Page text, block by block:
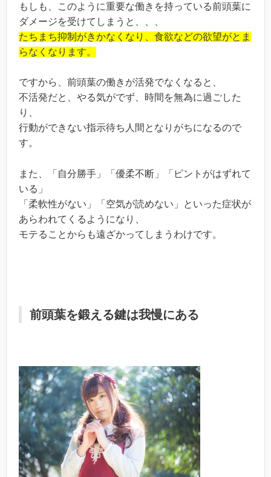
もしも、このように重要な働きを持っている前頭葉に
ダメージを受けてしまうと、、、
たちまち抑制がきかなくなり、食欲などの欲望がとま
らなくなります。
ですから、前頭葉の働きが活発でなくなると、
不活発だと、やる気がでず、時間を無為に過ごした
り、
行動ができない指示待ち人間となりがちになるので
す。
また、「自分勝手」「優柔不断」「ピントがはずれて
いる」
「柔軟性がない」「空気が読めない」といった症状が
あらわれてくるようになり、
モテることからも遠ざかってしまうわけです。
前頭葉を鍛える鍵は我慢にある